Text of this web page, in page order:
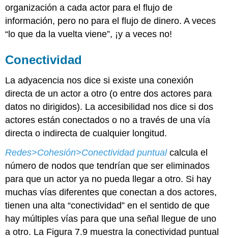
organización a cada actor para el flujo de
información, pero no para el flujo de dinero. A veces
“lo que da la vuelta viene”, ¡y a veces no!
Conectividad
La adyacencia nos dice si existe una conexión
directa de un actor a otro (o entre dos actores para
datos no dirigidos). La accesibilidad nos dice si dos
actores están conectados o no a través de una vía
directa o indirecta de cualquier longitud.
Redes>Cohesión>Conectividad puntualcalcula el
número de nodos que tendrían que ser eliminados
para que un actor ya no pueda llegar a otro. Si hay
muchas vías diferentes que conectan a dos actores,
tienen una alta “conectividad” en el sentido de que
hay múltiples vías para que una señal llegue de uno
a otro. La Figura 7.9 muestra la conectividad puntual